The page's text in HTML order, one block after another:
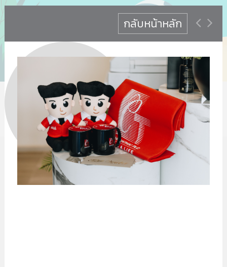
ชีวารมย์ ราชพฤกษ์ตัดใหม่
ชีวาทัย ปิ่นเกล้า
ชีวาทัย ฮอลล์มาร์ค ลาดพร้าว - โชคชัย 4 เฟส 2
ชีวาทัย เกษตร - นวมินทร์
ชีวาทัย เรสซิเดนซ์ อโศก
ชีวาทัย ฮอลล์มาร์ค ลาดพร้าว - โชคชัย 4
ชีวาโฮม สุขสวัสดิ์ - ประชาอุทิศ
ชีวาโฮม รังสิต - ปทุม
ชีวา ฮาร์ท สุขุมวิท 36
โฮมออฟฟิศ
นักลงทุนสัมพันธ์
แบรนด์ชีวาทัย
ข้อมูลพื้นฐาน
ภาพรวมธุรกิจบริษัท
ลักษณะการประกอบธุรกิจ
โครงสร้างกลุ่มบริษัท
ประวัติความเป็นมาของบริษัท
วิสัยทัศน์และพันธกิจ
โครงสร้างองค์กร
ชีวาทัยโซไซตี้
Promotion
Activity
Privilege
ข่าว&โปรโมชั่น
ดูข่าวทั้งหมด
ข่าวประชาสัมพันธ์
ข่าวกิจกรรม
ดูโปรโมชั่นทั้งหมด
ติดต่อเรา
ความรับผิดชอบต่อสังคม
กลับหน้าหลัก